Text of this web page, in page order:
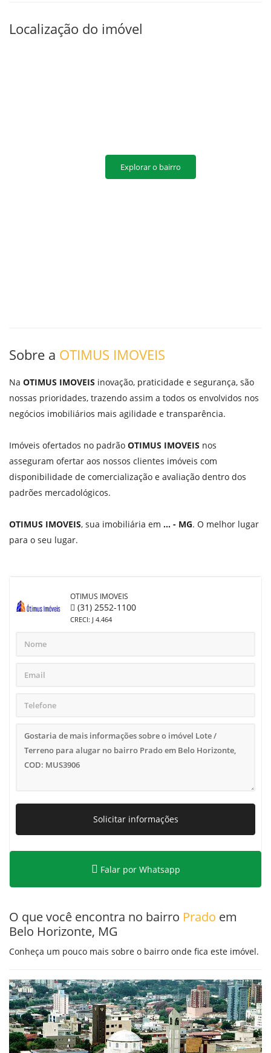
Localização do imóvel
Explorar o bairro
Sobre a OTIMUS IMOVEIS
Na OTIMUS IMOVEIS inovação, praticidade e segurança, são
nossas prioridades, trazendo assim a todos os envolvidos nos
negócios imobiliários mais agilidade e transparência.
Imóveis ofertados no padrão OTIMUS IMOVEIS nos
asseguram ofertar aos nossos clientes imóveis com
disponibilidade de comercialização e avaliação dentro dos
padrões mercadológicos.
OTIMUS IMOVEIS, sua imobiliária em ... - MG. O melhor lugar
para o seu lugar.
OTIMUS IMOVEIS
(31) 2552-1100
CRECI: J 4.464
Solicitar informações
Falar por Whatsapp
O que você encontra no bairro Prado em
Belo Horizonte, MG
Conheça um pouco mais sobre o bairro onde fica este imóvel.